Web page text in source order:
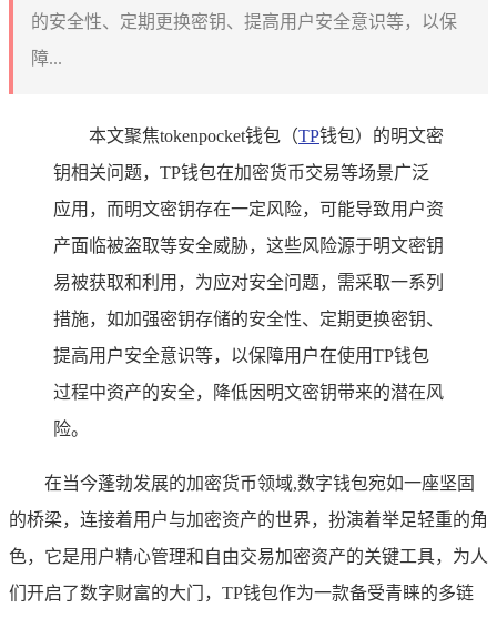
的安全性、定期更换密钥、提高用户安全意识等，以保
障...
本文聚焦tokenpocket钱包（TP钱包）的明文密
钥相关问题，TP钱包在加密货币交易等场景广泛
应用，而明文密钥存在一定风险，可能导致用户资
产面临被盗取等安全威胁，这些风险源于明文密钥
易被获取和利用，为应对安全问题，需采取一系列
措施，如加强密钥存储的安全性、定期更换密钥、
提高用户安全意识等，以保障用户在使用TP钱包
过程中资产的安全，降低因明文密钥带来的潜在风
险。
在当今蓬勃发展的加密货币领域,数字钱包宛如一座坚固
的桥梁，连接着用户与加密资产的世界，扮演着举足轻重的角
色，它是用户精心管理和自由交易加密资产的关键工具，为人
们开启了数字财富的大门，TP钱包作为一款备受青睐的多链